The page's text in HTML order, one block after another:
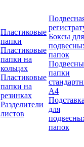
Пластиковые
папки
Пластиковые
папки на
кольцах
Пластиковые
папки на
резинках
Разделители
листов
Боксы для
папок
папки
А4
для
папок